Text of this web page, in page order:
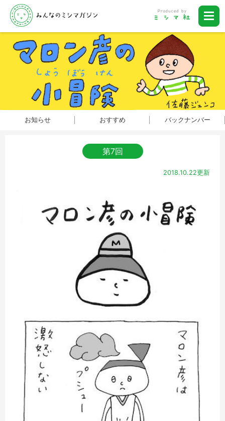
お知らせ おすすめ バックナンバー
第7回
2018.10.22更新